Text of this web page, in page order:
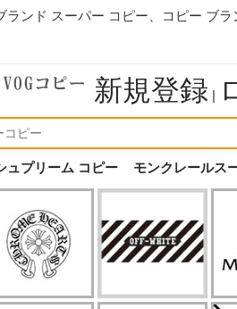
ランド スーパー コピー、コピー ブラ
新規登録 |
ュプリーム コピー モンクレールス